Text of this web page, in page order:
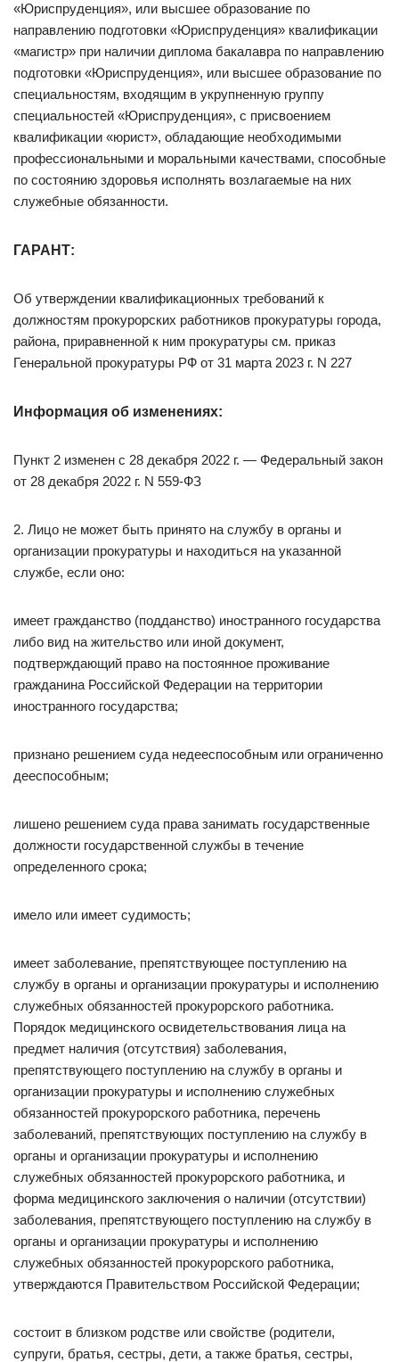
«Юриспруденция», или высшее образование по
направлению подготовки «Юриспруденция» квалификации
«магистр» при наличии диплома бакалавра по направлению
подготовки «Юриспруденция», или высшее образование по
специальностям, входящим в укрупненную группу
специальностей «Юриспруденция», с присвоением
квалификации «юрист», обладающие необходимыми
профессиональными и моральными качествами, способные
по состоянию здоровья исполнять возлагаемые на них
служебные обязанности.
ГАРАНТ:
Об утверждении квалификационных требований к
должностям прокурорских работников прокуратуры города,
района, приравненной к ним прокуратуры см. приказ
Генеральной прокуратуры РФ от 31 марта 2023 г. N 227
Информация об изменениях:
Пункт 2 изменен с 28 декабря 2022 г. — Федеральный закон
от 28 декабря 2022 г. N 559-ФЗ
2. Лицо не может быть принято на службу в органы и
организации прокуратуры и находиться на указанной
службе, если оно:
имеет гражданство (подданство) иностранного государства
либо вид на жительство или иной документ,
подтверждающий право на постоянное проживание
гражданина Российской Федерации на территории
иностранного государства;
признано решением суда недееспособным или ограниченно
дееспособным;
лишено решением суда права занимать государственные
должности государственной службы в течение
определенного срока;
имело или имеет судимость;
имеет заболевание, препятствующее поступлению на
службу в органы и организации прокуратуры и исполнению
служебных обязанностей прокурорского работника.
Порядок медицинского освидетельствования лица на
предмет наличия (отсутствия) заболевания,
препятствующего поступлению на службу в органы и
организации прокуратуры и исполнению служебных
обязанностей прокурорского работника, перечень
заболеваний, препятствующих поступлению на службу в
органы и организации прокуратуры и исполнению
служебных обязанностей прокурорского работника, и
форма медицинского заключения о наличии (отсутствии)
заболевания, препятствующего поступлению на службу в
органы и организации прокуратуры и исполнению
служебных обязанностей прокурорского работника,
утверждаются Правительством Российской Федерации;
состоит в близком родстве или свойстве (родители,
супруги, братья, сестры, дети, а также братья, сестры,